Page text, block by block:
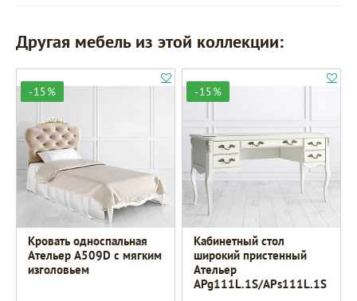
Другая мебель из этой коллекции:
-15%
Кровать односпальная
Ательер A509D с мягким
изголовьем
-15%
Кабинетный стол
широкий пристенный
Ательер
APg111L.1S/APs111L.1S